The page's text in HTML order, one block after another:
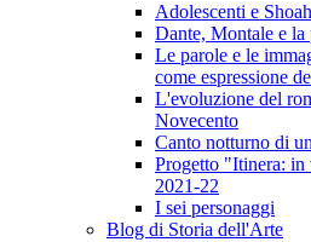
Adolescenti e Shoah
Dante, Montale e la
Le parole e le
come espressione
L'evoluzione del
Novecento
Canto notturno di
Progetto "Itinera: in
2021-22
I sei personaggi
Blog di Storia dell'Arte